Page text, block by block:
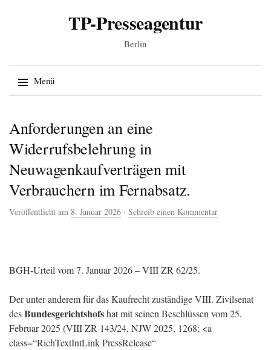
TP-Presseagentur
Berlin
Menü
Anforderungen an eine
Widerrufsbelehrung in
Neuwagenkaufverträgen mit
Verbrauchern im Fernabsatz.
Veröffentlicht am 8. Januar 2026 · Schreib einen Kommentar
BGH-Urteil vom 7. Januar 2026 – VIII ZR 62/25.
Der unter anderem für das Kaufrecht zuständige VIII. Zivilsenat
desBundesgerichtshofshat mit seinen Beschlüssen vom 25.
Februar 2025 (VIII ZR 143/24, NJW 2025, 1268; <a
class=“RichTextIntLink PressRelease“